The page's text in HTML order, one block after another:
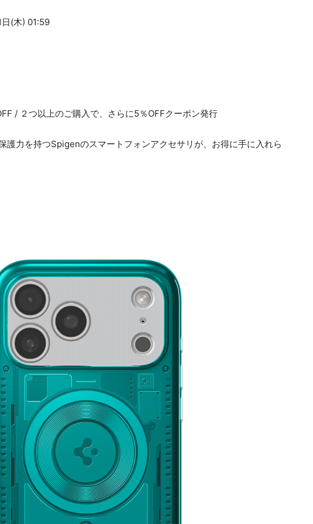
(木) 01:59
/ ２つ以上のご購入で、さらに5％OFFクーポン発行
護力を持つSpigenのスマートフォンアクセサリが、お得に手に入れら